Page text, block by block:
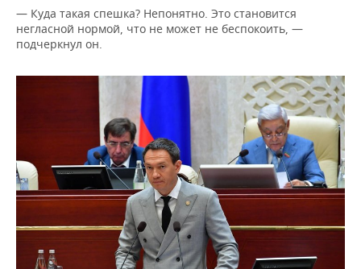
— Куда такая спешка? Непонятно. Это становится
негласной нормой, что не может не беспокоить, —
подчеркнул он.